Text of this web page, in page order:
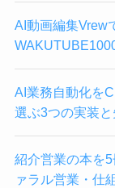
AI動画編集Vrew
AI業務自動化を
選ぶ3つの実装
紹介営業の本を
ァラル営業・仕